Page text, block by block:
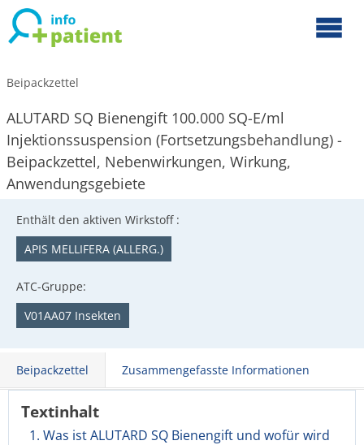
Beipackzettel
ALUTARD SQ Bienengift 100.000 SQ-E/ml
Injektionssuspension (Fortsetzungsbehandlung) -
Beipackzettel, Nebenwirkungen, Wirkung,
Anwendungsgebiete
Enthält den aktiven Wirkstoff :
APIS MELLIFERA (ALLERG.)
ATC-Gruppe:
V01AA07 Insekten
Beipackzettel Zusammengefasste Informationen
Textinhalt
1. Was ist ALUTARD SQ Bienengift und wofür wird